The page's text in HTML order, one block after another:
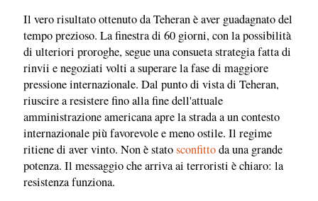
Il vero risultato ottenuto da Teheran è aver guadagnato del
tempo prezioso. La finestra di 60 giorni, con la possibilità
di ulteriori proroghe, segue una consueta strategia fatta di
rinvii e negoziati volti a superare la fase di maggiore
pressione internazionale. Dal punto di vista di Teheran,
riuscire a resistere fino alla fine dell'attuale
amministrazione americana apre la strada a un contesto
internazionale più favorevole e meno ostile. Il regime
ritiene di aver vinto. Non è statosconfittoda una grande
potenza. Il messaggio che arriva ai terroristi è chiaro: la
resistenza funziona.